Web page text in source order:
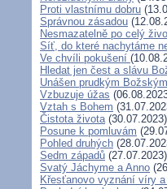
Proti vlastnímu dobru
Správnou zásadou
Nesmazatelně po celý
Síť, do které nachytáme
Ve chvíli pokušení
Hledat jen čest a slávu
Unášen prudkým
Vzbuzuje úžas
Vztah s Bohem
Čistota života(30.07.2023)
Posune k pomluvám
Pohled druhých
Sedm západů (27.07.2023)
Svatý Jáchyme a Anno
Křesťanovo vyznání víry